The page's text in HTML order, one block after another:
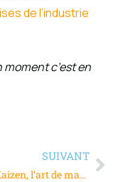
de l’industrie
moment c’est en
SUIVANT
Gemba Kaizen, l’art de manager avec bon sens